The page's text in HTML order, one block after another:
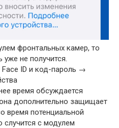
фронтальных камер, то
не получится.
ID и код-пароль →
время обсуждается
дополнительно защищает
время потенциальной
случится с модулем